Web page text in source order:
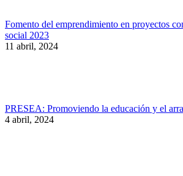
Fomento del emprendimiento en proyectos
social 2023
11 abril, 2024
PRESEA: Promoviendo la educación y el
4 abril, 2024